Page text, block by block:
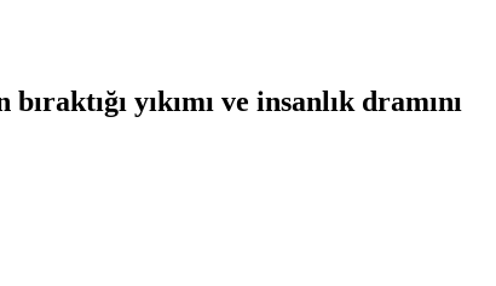
yıkımı ve insanlık dramını